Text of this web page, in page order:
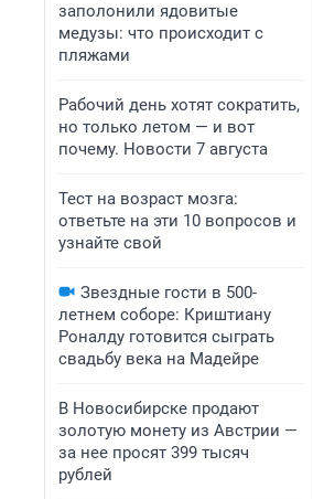
заполонили ядовитые
медузы: что происходит с
пляжами
Рабочий день хотят сократить,
но только летом — и вот
почему. Новости 7 августа
Тест на возраст мозга:
ответьте на эти 10 вопросов и
узнайте свой
Звездные гости в 500-
летнем соборе: Криштиану
Роналду готовится сыграть
свадьбу века на Мадейре
В Новосибирске продают
золотую монету из Австрии —
за нее просят 399 тысяч
рублей